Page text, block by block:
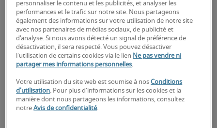
Adapter votre offre pour attirer des
étudiants qualifiés
Renforcer votre attractivité grâce à
l’employer branding
étudiant en Belgique
Confiez votre recrutement estival
personnaliser le contenu et les publicités, et analyser les
performances et le trafic sur notre site. Nous partageons
également des informations sur votre utilisation de notre site
avec nos partenaires de médias sociaux, de publicité et
d'analyse. Si nous avons détecté un signal de préférence de
désactivation, il sera respecté. Vous pouvez désactiver
l'utilisation de certains cookies via le lien Ne pas vendre ni
partager mes informations personnelles.
Votre utilisation du site web est soumise à nosConditions
d'utilisation. Pour plus d'informations sur les cookies et la
manière dont nous partageons les informations, consultez
notreAvis de confidentialité.